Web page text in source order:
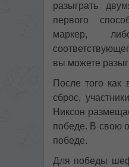
разыграть
первого
маркер,
вы можете
После того как
сброс,
Никсон
победе. В свою
победе.
Для победы